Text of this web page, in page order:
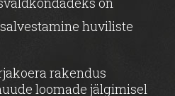
huviliste
rakendus
loomade jälgimisel